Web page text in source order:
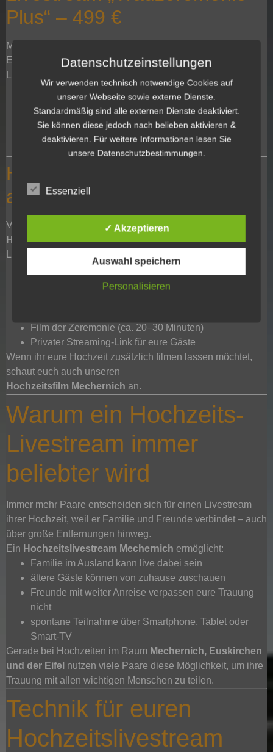
Plus“ – 499 €
Mehr Perspektiven für ein deutlich lebendigeres Live-
Erlebnis.
2 Kameras für verschiedene Blickwinkel
Live-Regie über Streaming-Laptop
Privater Streaming-Link
Betreuung während der gesamten Trauung
Hochzeitsfilm + Livestream –
ab 799 €
Viele Paare entscheiden sich für die Kombination aus
Hochzeitsfilm und Hochzeitslivestream Mechernich.
Livestream der Trauzeremonie
2 Kameras für verschiedene Perspektiven
Film der Zeremonie (ca. 20–30 Minuten)
Privater Streaming-Link für eure Gäste
Wenn ihr eure Hochzeit zusätzlich filmen lassen möchtet,
schaut euch auch unseren
Hochzeitsfilm Mechernich an.
Warum ein Hochzeits-
Livestream immer
beliebter wird
Immer mehr Paare entscheiden sich für einen Livestream
ihrer Hochzeit, weil er Familie und Freunde verbindet – auch
über große Entfernungen hinweg.
Ein Hochzeitslivestream Mechernich ermöglicht:
Familie im Ausland kann live dabei sein
ältere Gäste können von zuhause zuschauen
Freunde mit weiter Anreise verpassen eure Trauung
nicht
spontane Teilnahme über Smartphone, Tablet oder
Smart-TV
Gerade bei Hochzeiten im Raum Mechernich, Euskirchen
und der Eifel nutzen viele Paare diese Möglichkeit, um ihre
Trauung mit allen wichtigen Menschen zu teilen.
Technik für euren
Hochzeitslivestream
Datenschutzeinstellungen
Wir verwenden technisch notwendige Cookies auf
unserer Webseite sowie externe Dienste.
Standardmäßig sind alle externen Dienste deaktiviert.
Sie können diese jedoch nach belieben aktivieren &
deaktivieren. Für weitere Informationen lesen Sie
unsere Datenschutzbestimmungen.
Essenziell
✓ Akzeptieren
Auswahl speichern
Personalisieren